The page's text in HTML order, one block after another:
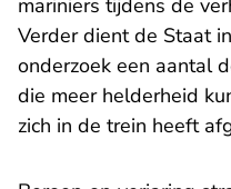
mariniers tijdens de
Verder dient de Staat
onderzoek een aantal
die meer helderheid
zich in de trein heeft